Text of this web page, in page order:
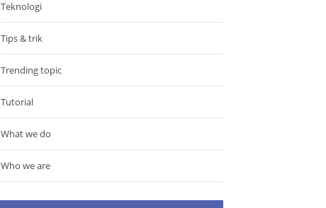
Teknologi
Tips & trik
Trending topic
Tutorial
What we do
Who we are